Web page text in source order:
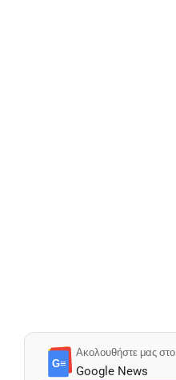
G≡
Ακολουθήστε μας στο
Google News